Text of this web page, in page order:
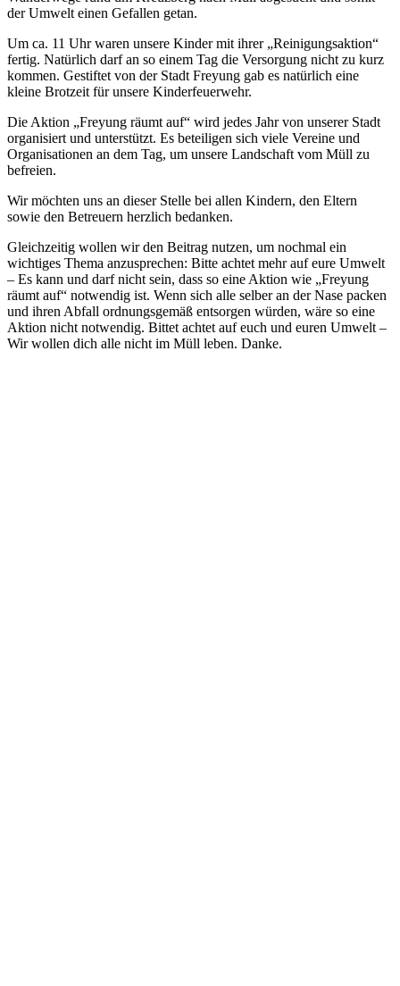
der Umwelt einen Gefallen getan.
Um ca. 11 Uhr waren unsere Kinder mit ihrer „Reinigungsaktion“
fertig. Natürlich darf an so einem Tag die Versorgung nicht zu kurz
kommen. Gestiftet von der Stadt Freyung gab es natürlich eine
kleine Brotzeit für unsere Kinderfeuerwehr.
Die Aktion „Freyung räumt auf“ wird jedes Jahr von unserer Stadt
organisiert und unterstützt. Es beteiligen sich viele Vereine und
Organisationen an dem Tag, um unsere Landschaft vom Müll zu
befreien.
Wir möchten uns an dieser Stelle bei allen Kindern, den Eltern
sowie den Betreuern herzlich bedanken.
Gleichzeitig wollen wir den Beitrag nutzen, um nochmal ein
wichtiges Thema anzusprechen: Bitte achtet mehr auf eure Umwelt
– Es kann und darf nicht sein, dass so eine Aktion wie „Freyung
räumt auf“ notwendig ist. Wenn sich alle selber an der Nase packen
und ihren Abfall ordnungsgemäß entsorgen würden, wäre so eine
Aktion nicht notwendig. Bittet achtet auf euch und euren Umwelt –
Wir wollen dich alle nicht im Müll leben. Danke.